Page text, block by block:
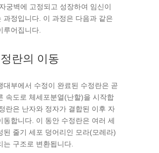
궁벽에 고정되고 성장하여 임신이
과정입니다. 이 과정은 다음과 같은
루어집니다.
란의 이동
대부에서 수정이 완료된 수정란은 곧
속도로 체세포분열(난할)을 시작합
란은 난자와 정자가 결합된 이후 자
동합니다. 이 동안 수정란은 여러 세
된 줄기 세포 덩어리인 모라(모레라)
는 구조로 변환됩니다.